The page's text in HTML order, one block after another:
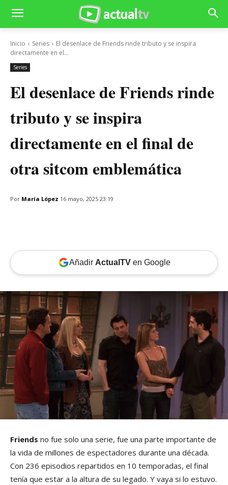
Inicio Series
El desenlace de Friends rinde tributo y se inspira
directamente en el...
Series
El desenlace de Friends rinde
tributo y se inspira
directamente en el final de
otra sitcom emblemática
Por María López 16 mayo, 2025 23:19
Añadir ActualTVen Google
Friends no fue solo una serie, fue una parte importante de
la vida de millones de espectadores durante una década.
Con 236 episodios repartidos en 10 temporadas, el final
tenía que estar a la altura de su legado. Y vaya si lo estuvo.